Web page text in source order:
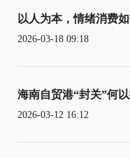
以人为本，情绪消费
2026-03-18 09:18
海南自贸港“封关”何
2026-03-12 16:12